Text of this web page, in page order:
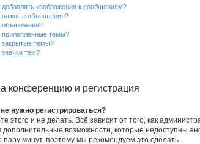
добавлять изображения к сообщениям?
важные объявления?
объявления?
прилепленные темы?
закрытые темы?
значки тем?
конференцию и регистрация
нужно регистрироваться?
этого и не делать. Всё зависит от того, как
дополнительные возможности, которые недоступны
пару минут, поэтому мы рекомендуем это сделать.